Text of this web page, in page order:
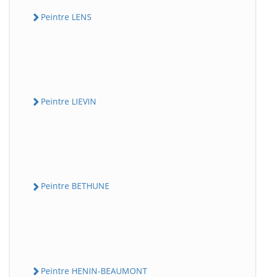
Peintre LENS
Peintre LIEVIN
Peintre BETHUNE
Peintre HENIN-BEAUMONT